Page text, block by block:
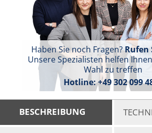
Haben Sie noch Fragen?Rufen
Unsere Spezialisten helfen
Wahl zu treffen
Hotline:+49 302 099
BESCHREIBUNG